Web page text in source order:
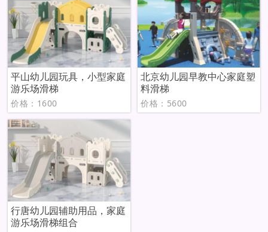
平山幼儿园玩具，小型家庭
游乐场滑梯
价格：1600
北京幼儿园早教中心家庭塑
料滑梯
价格：5600
行唐幼儿园辅助用品，家庭
游乐场滑梯组合